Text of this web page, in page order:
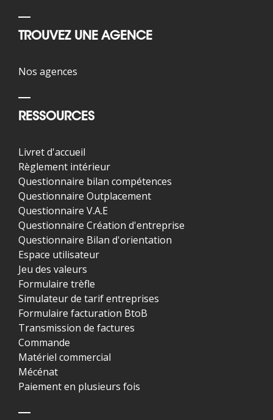
TROUVEZ UNE AGENCE
Nos agences
RESSOURCES
Livret d'accueil
Règlement intérieur
Questionnaire bilan compétences
Questionnaire Outplacement
Questionnaire V.A.E
Questionnaire Création d'entreprise
Questionnaire Bilan d'orientation
Espace utilisateur
Jeu des valeurs
Formulaire trèfle
Simulateur de tarif entreprises
Formulaire facturation BtoB
Transmission de factures
Commande
Matériel commercial
Mécénat
Paiement en plusieurs fois